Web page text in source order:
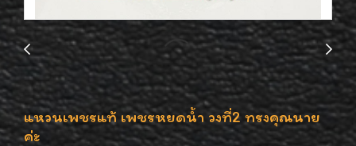
แหวนเพชรแท้ เพชรหยดน้ำ วงที่2 ทรงคุณนาย
ค่ะ